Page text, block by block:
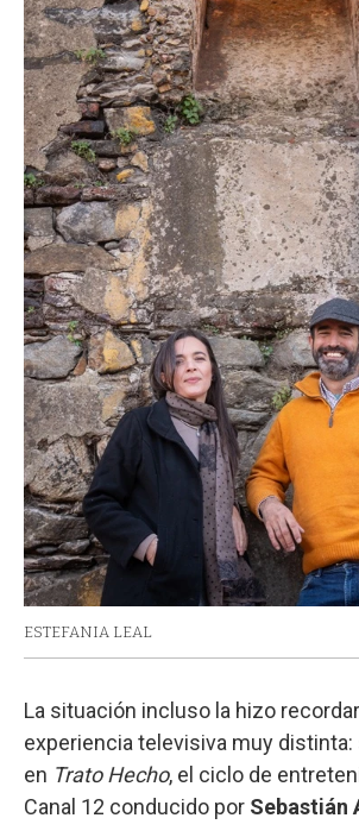
ESTEFANIA LEAL
La situación incluso la hizo
experiencia televisiva muy
en Trato Hecho, el ciclo de
Canal 12 conducido por Sebastián